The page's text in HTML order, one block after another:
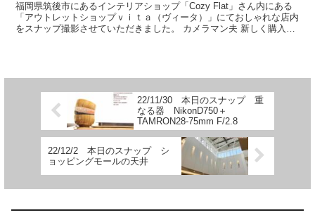
福岡県筑後市にあるインテリアショップ「Cozy Flat」さん内にある
「アウトレットショップｖｉｔａ（ヴィータ）」にておしゃれな店内
をスナップ撮影させていただきました。 カメラマン夫 新しく購入し
22/11/30 本日のスナップ 重
なる器 NikonD750＋
TAMRON28-75mm F/2.8
22/12/2 本日のスナップ シ
ョッピングモールの天井